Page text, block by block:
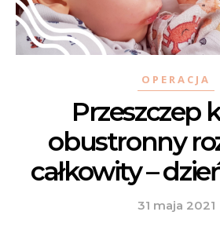
OPERACJA
Przeszczep
obustronny
całkowity –
31 maja 2021